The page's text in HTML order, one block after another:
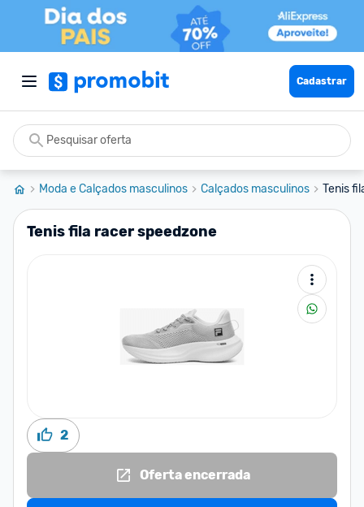
Cadastrar
Moda e Calçados masculinos Calçados masculinos Tenis
Tenis fila racer speedzone
2
Oferta encerrada